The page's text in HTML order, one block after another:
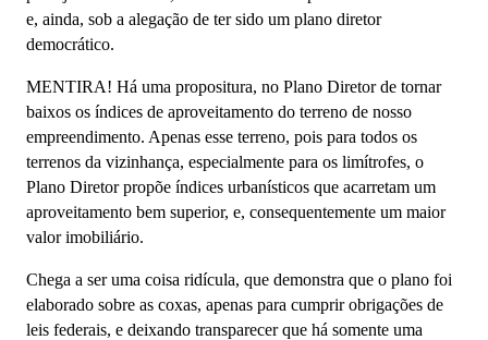
e, ainda, sob a alegação de ter sido um plano diretor
democrático.
MENTIRA! Há uma propositura, no Plano Diretor de tornar
baixos os índices de aproveitamento do terreno de nosso
empreendimento. Apenas esse terreno, pois para todos os
terrenos da vizinhança, especialmente para os limítrofes, o
Plano Diretor propõe índices urbanísticos que acarretam um
aproveitamento bem superior, e, consequentemente um maior
valor imobiliário.
Chega a ser uma coisa ridícula, que demonstra que o plano foi
elaborado sobre as coxas, apenas para cumprir obrigações de
leis federais, e deixando transparecer que há somente uma